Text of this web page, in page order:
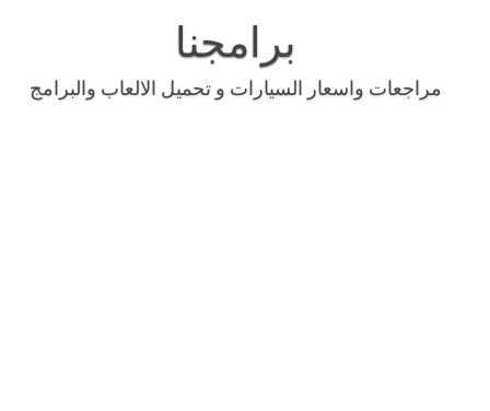
برامجنا
مراجعات واسعار السيارات و تحميل الالعاب والبرامج